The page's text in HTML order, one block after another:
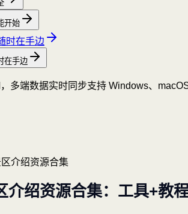
开始
时在手边
在手边
多端数据实时同步支持 Windows、
介绍资源合集
介绍资源合集：工具+教